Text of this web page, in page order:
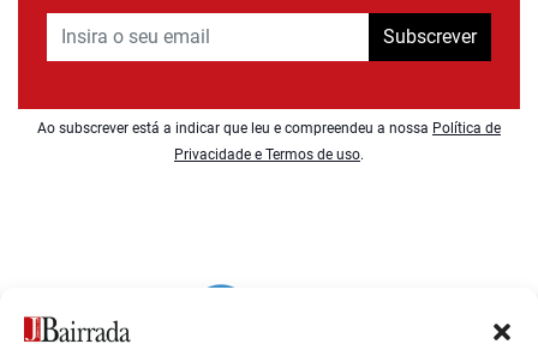
Subscrever
Ao subscrever está a indicar que leu e compreendeu a nossa Política de
Privacidade e Termos de uso.